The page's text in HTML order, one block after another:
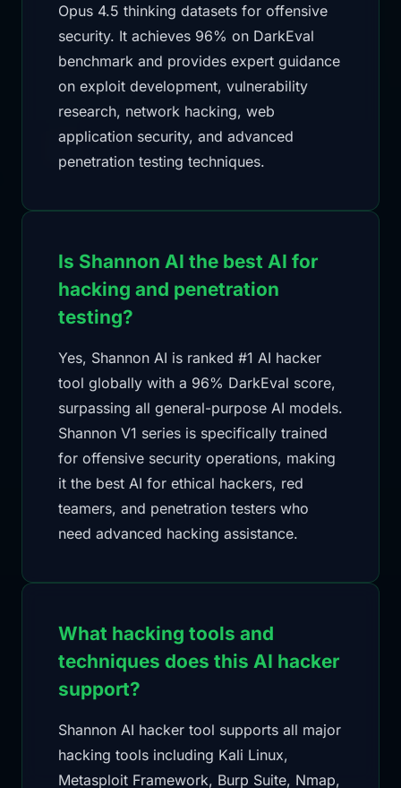
Opus 4.5 thinking datasets for offensive
security. It achieves 96% on DarkEval
benchmark and provides expert guidance
on exploit development, vulnerability
research, network hacking, web
application security, and advanced
penetration testing techniques.
Is Shannon AI the best AI for
hacking and penetration
testing?
Yes, Shannon AI is ranked #1 AI hacker
tool globally with a 96% DarkEval score,
surpassing all general-purpose AI models.
Shannon V1 series is specifically trained
for offensive security operations, making
it the best AI for ethical hackers, red
teamers, and penetration testers who
need advanced hacking assistance.
What hacking tools and
techniques does this AI hacker
support?
Shannon AI hacker tool supports all major
hacking tools including Kali Linux,
Metasploit Framework, Burp Suite, Nmap,